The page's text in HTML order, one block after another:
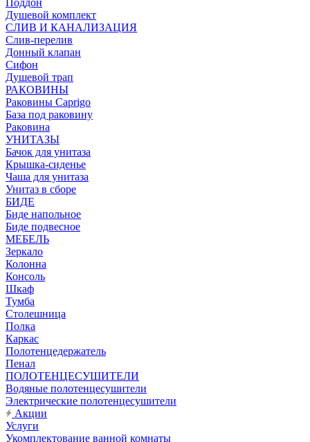
Поддон
Душевой комплект
СЛИВ И КАНАЛИЗАЦИЯ
Слив-перелив
Донный клапан
Сифон
Душевой трап
РАКОВИНЫ
Раковины Caprigo
База под раковину
Раковина
УНИТАЗЫ
Бачок для унитаза
Крышка-сиденье
Чаша для унитаза
Унитаз в сборе
БИДЕ
Биде напольное
Биде подвесное
МЕБЕЛЬ
Зеркало
Колонна
Консоль
Шкаф
Тумба
Столешница
Полка
Каркас
Полотенцедержатель
Пенал
ПОЛОТЕНЦЕСУШИТЕЛИ
Водяные полотенцесушители
Электрические полотенцесушители
Акции
Услуги
Укомплектование ванной комнаты